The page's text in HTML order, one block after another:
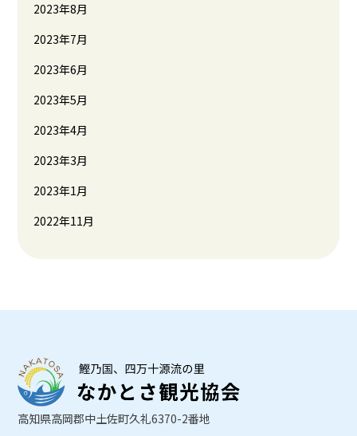
2023年8月
2023年7月
2023年6月
2023年5月
2023年4月
2023年3月
2023年1月
2022年11月
高知県高岡郡中土佐町久礼6370-2番地